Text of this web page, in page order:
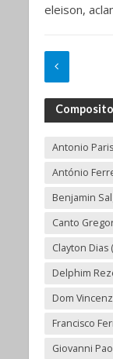
eleison,
Antonio
António
Benjamin
Canto
Clayton Dias
Delphim
Dom
Francisco
Giovanni